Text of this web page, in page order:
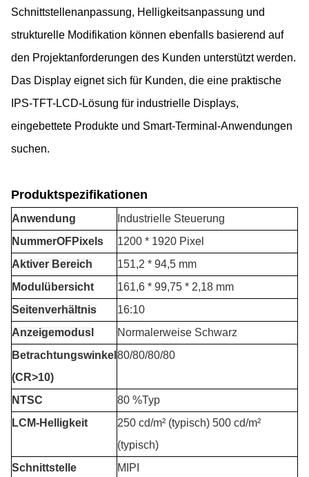
Schnittstellenanpassung, Helligkeitsanpassung und
strukturelle Modifikation können ebenfalls basierend auf
den Projektanforderungen des Kunden unterstützt werden.
Das Display eignet sich für Kunden, die eine praktische
IPS-TFT-LCD-Lösung für industrielle Displays,
eingebettete Produkte und Smart-Terminal-Anwendungen
suchen.
Produktspezifikationen
Anwendung
Industrielle Steuerung
NummerOFPixels
1200 * 1920 Pixel
Aktiver Bereich
151,2 * 94,5 mm
Modulübersicht
161,6 * 99,75 * 2,18 mm
Seitenverhältnis
16:10
Anzeigemodus
Normalerweise Schwarz
Betrachtungswinkel
(CR>10)
80/80/80/80
NTSC
80 %Typ
LCM-Helligkeit
250 cd/m² (typisch) 500 cd/m²
(typisch)
Schnittstelle
MIPI